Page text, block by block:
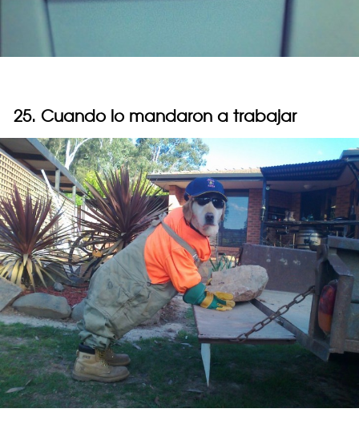
25. Cuando lo mandaron a trabajar